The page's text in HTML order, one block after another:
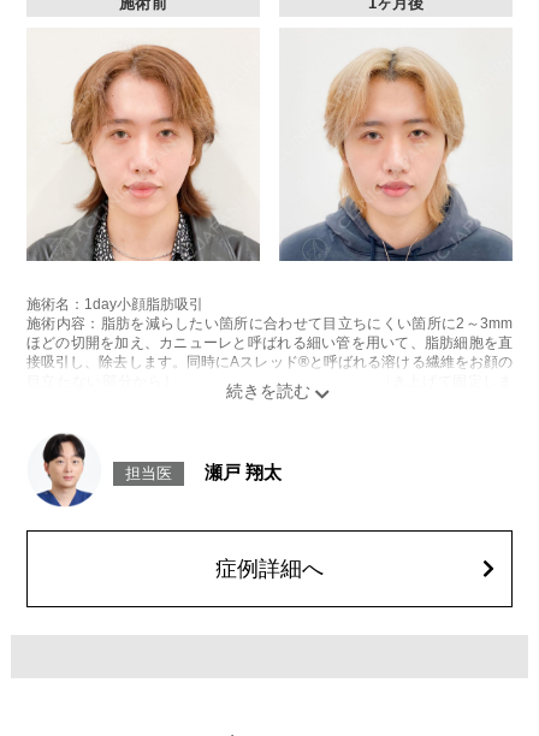
施術名：1day小顔脂肪吸引
施術内容：脂肪を減らしたい箇所に合わせて目立ちにくい箇所に2～3mm
ほどの切開を加え、カニューレと呼ばれる細い管を用いて、脂肪細胞を直
接吸引し、除去します。同時にAスレッド®と呼ばれる溶ける繊維をお顔の
目立たない部分から皮下へ挿入し、皮膚を内側から引き上げて固定しま
リスク、副作用：赤み、熱感、痛み、しびれ、むくみ、内出血、引き攣れ
感などが術後一時的に生じることがございます。また、稀に貧血、細菌感
染症、左右差、施術箇所の知覚鈍麻、ぼこつき、硬結、瘢痕化、色素沈
着、脂肪塞栓、皮膚のよれ、繊維の突出などを生じることがございます。
顔の脂肪吸引箇所の追加 1ヶ所ごと+162,800円(税込)
オプション：笑気麻酔 3,300円(税込)
担当医 瀬戸 翔太
症例詳細へ